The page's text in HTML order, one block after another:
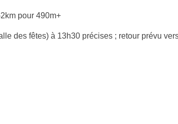
pour 490m+
des fêtes) à 13h30 précises ; retour prévu